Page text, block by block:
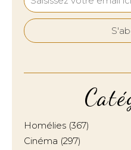
Homélies (367)
Cinéma (297)